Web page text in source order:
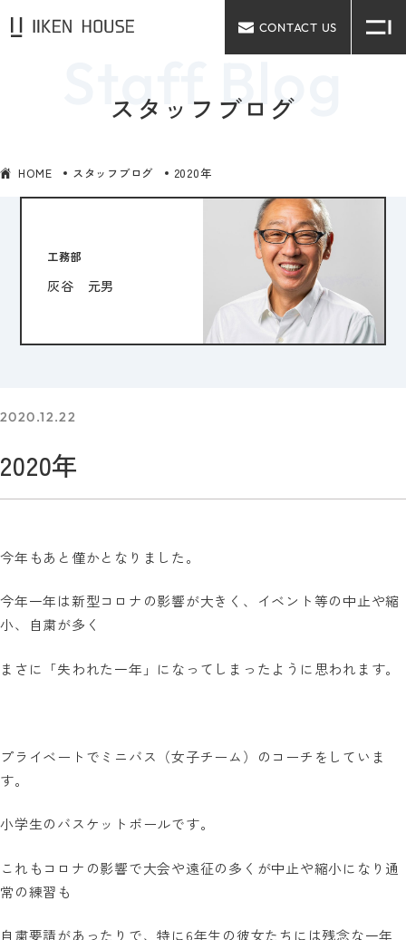
CONTACT US
スタッフブログ
HOME スタッフブログ 2020年
工務部
灰谷 元男
2020.12.22
2020年
今年もあと僅かとなりました。
今年一年は新型コロナの影響が大きく、イベント等の中止や縮
小、自粛が多く
まさに「失われた一年」になってしまったように思われます。
プライベートでミニバス（女子チーム）のコーチをしていま
す。
小学生のバスケットボールです。
これもコロナの影響で大会や遠征の多くが中止や縮小になり通
常の練習も
自粛要請があったりで、特に6年生の彼女たちには残念な一年